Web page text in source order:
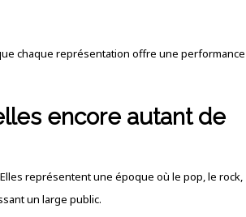
chaque représentation offre une performance
encore autant de
représentent une époque où le pop, le rock,
un large public.